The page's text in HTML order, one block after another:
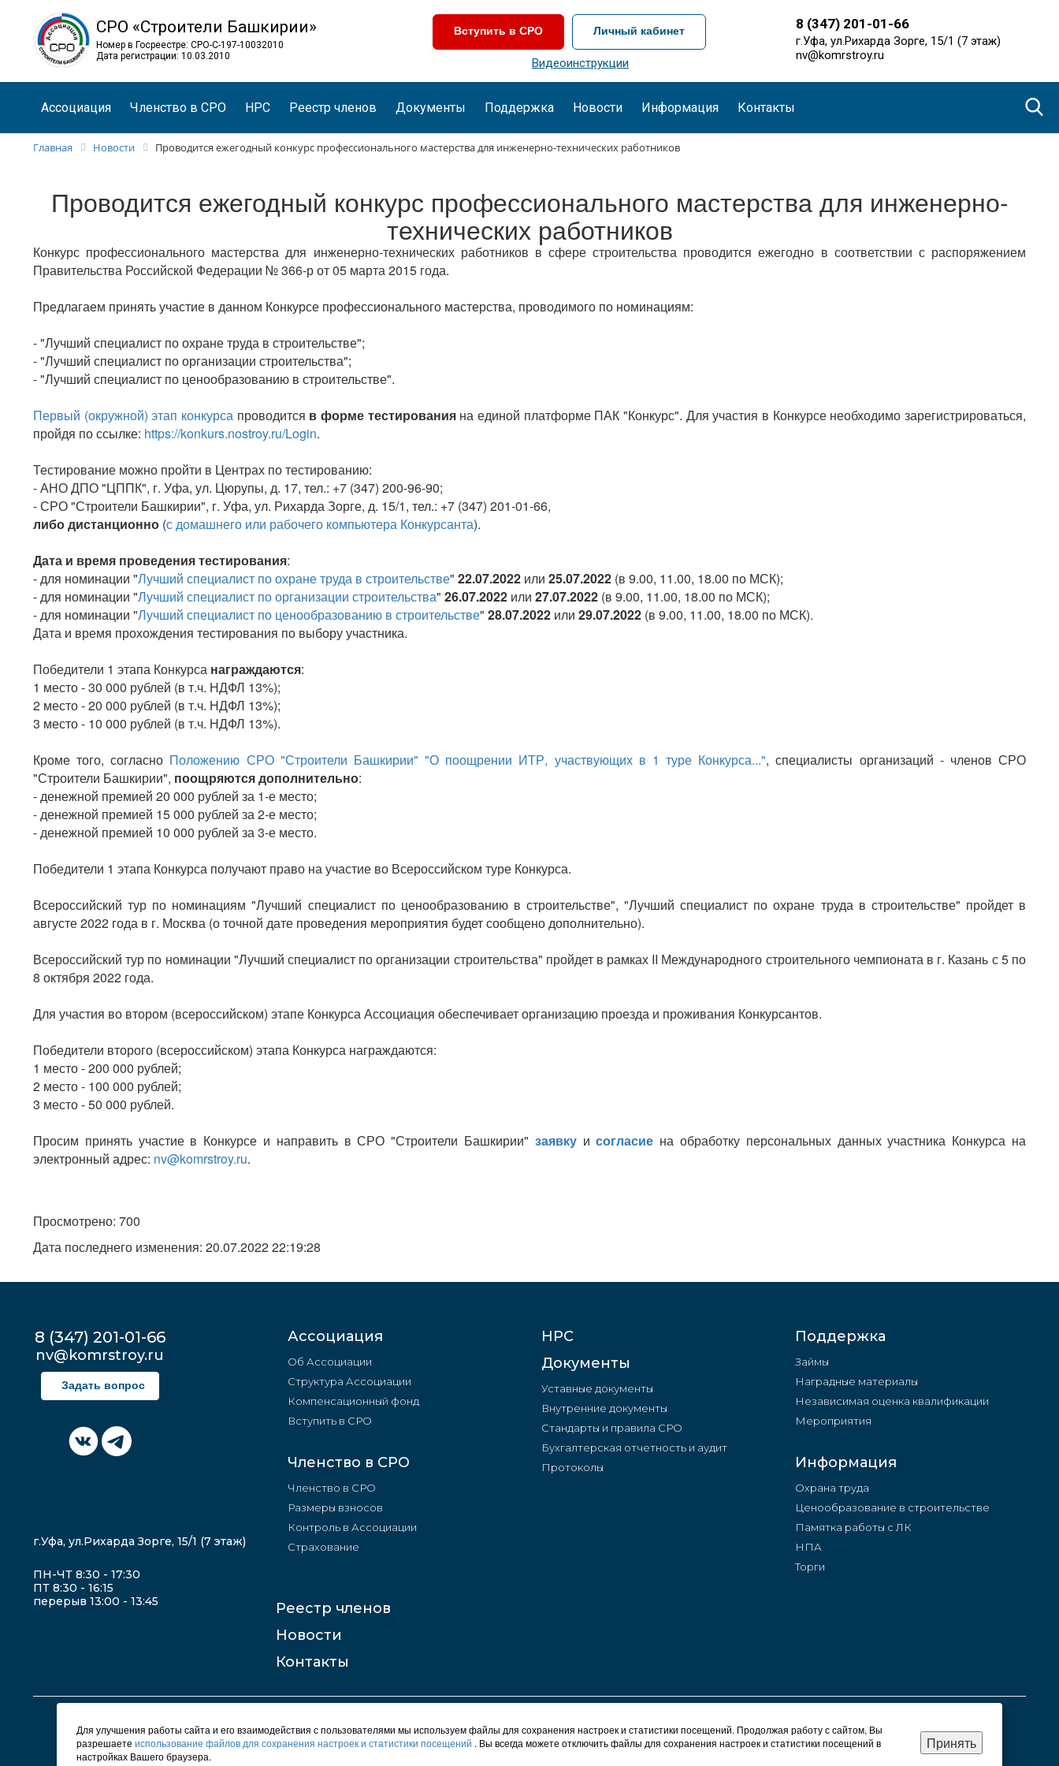
СРО «Строители Башкирии»
Номер в Госреестре: СРО-С-197-10032010
Дата регистрации: 10.03.2010
Вступить в СРО Личный кабинет
Видеоинструкции
8 (347) 201-01-66
г.Уфа, ул.Рихарда Зорге, 15/1 (7 этаж)
nv@komrstroy.ru
Ассоциация Членство в СРО НРС Реестр членов Документы Поддержка Новости Информация Контакты
Главная Новости Проводится ежегодный конкурс профессионального мастерства для инженерно-технических работников
Проводится ежегодный конкурс профессионального мастерства для инженерно-
технических работников
Конкурс профессионального мастерства для инженерно-технических работников в сфере строительства проводится ежегодно в соответствии с распоряжением
Правительства Российской Федерации № 366-р от 05 марта 2015 года.
Предлагаем принять участие в данном Конкурсе профессионального мастерства, проводимого по номинациям:
- "Лучший специалист по охране труда в строительстве";
- "Лучший специалист по организации строительства";
- "Лучший специалист по ценообразованию в строительстве".
Первый (окружной) этап конкурса проводится в форме тестированияна единой платформе ПАК "Конкурс". Для участия в Конкурсе необходимо зарегистрироваться,
пройдя по ссылке: https://konkurs.nostroy.ru/Login.
Тестирование можно пройти в Центрах по тестированию:
- АНО ДПО "ЦППК", г. Уфа, ул. Цюрупы, д. 17, тел.: +7 (347) 200-96-90;
- СРО "Строители Башкирии", г. Уфа, ул. Рихарда Зорге, д. 15/1, тел.: +7 (347) 201-01-66,
либо дистанционно (с домашнего или рабочего компьютера Конкурсанта).
Дата и время проведения тестирования:
- для номинации "Лучший специалист по охране труда в строительстве" 22.07.2022 или 25.07.2022 (в 9.00, 11.00, 18.00 по МСК);
- для номинации "Лучший специалист по организации строительства" 26.07.2022 или 27.07.2022 (в 9.00, 11.00, 18.00 по МСК);
- для номинации "Лучший специалист по ценообразованию в строительстве" 28.07.2022 или 29.07.2022 (в 9.00, 11.00, 18.00 по МСК).
Дата и время прохождения тестирования по выбору участника.
Победители 1 этапа Конкурса награждаются:
1 место - 30 000 рублей (в т.ч. НДФЛ 13%);
2 место - 20 000 рублей (в т.ч. НДФЛ 13%);
3 место - 10 000 рублей (в т.ч. НДФЛ 13%).
Кроме того, согласно Положению СРО "Строители Башкирии" "О поощрении ИТР, участвующих в 1 туре Конкурса...", специалисты организаций - членов СРО
"Строители Башкирии", поощряются дополнительно:
- денежной премией 20 000 рублей за 1-е место;
- денежной премией 15 000 рублей за 2-е место;
- денежной премией 10 000 рублей за 3-е место.
Победители 1 этапа Конкурса получают право на участие во Всероссийском туре Конкурса.
Всероссийский тур по номинациям "Лучший специалист по ценообразованию в строительстве", "Лучший специалист по охране труда в строительстве" пройдет в
августе 2022 года в г. Москва (о точной дате проведения мероприятия будет сообщено дополнительно).
Всероссийский тур по номинации "Лучший специалист по организации строительства" пройдет в рамках II Международного строительного чемпионата в г. Казань с 5 по
8 октября 2022 года.
Для участия во втором (всероссийском) этапе Конкурса Ассоциация обеспечивает организацию проезда и проживания Конкурсантов.
Победители второго (всероссийском) этапа Конкурса награждаются:
1 место - 200 000 рублей;
2 место - 100 000 рублей;
3 место - 50 000 рублей.
Просим принять участие в Конкурсе и направить в СРО "Строители Башкирии" заявкуисогласие на обработку персональных данных участника Конкурса на
электронный адрес: nv@komrstroy.ru.
Просмотрено: 700
Дата последнего изменения: 20.07.2022 22:19:28
8 (347) 201-01-66
nv@komrstroy.ru
Задать вопрос
г.Уфа, ул.Рихарда Зорге, 15/1 (7 этаж)
ПН-ЧТ 8:30 - 17:30
ПТ 8:30 - 16:15
перерыв 13:00 - 13:45
Ассоциация
Об Ассоциации
Структура Ассоциации
Компенсационный фонд
Вступить в СРО
Членство в СРО
Членство в СРО
Размеры взносов
Контроль в Ассоциации
Страхование
НРС
Документы
Уставные документы
Внутренние документы
Стандарты и правила СРО
Бухгалтерская отчетность и аудит
Протоколы
Поддержка
Займы
Наградные материалы
Независимая оценка квалификации
Мероприятия
Информация
Охрана труда
Ценообразование в строительстве
Памятка работы с ЛК
НПА
Торги
Реестр членов
Новости
Контакты
Карта сайта
Для улучшения работы сайта и его взаимодействия с пользователями мы используем файлы для сохранения настроек и статистики посещений. Продолжая работу с сайтом, Вы
разрешаете использование файлов для сохранения настроек и статистики посещений . Вы всегда можете отключить файлы для сохранения настроек и статистики посещений в
настройках Вашего браузера.
Принять